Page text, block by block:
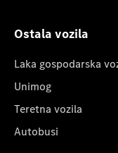
Ostala vozila
Laka gospodarska
Unimog
Teretna vozila
Autobusi